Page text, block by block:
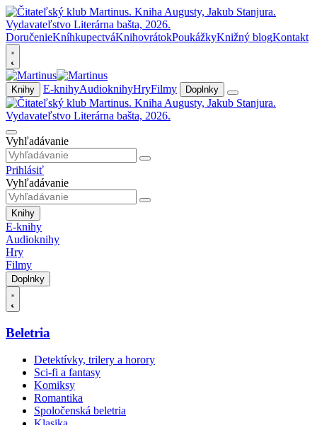
DoručenieKníhkupectváKnihovrátokPoukážkyKnižný blogKontakt
Knihy E-knihyAudioknihyHryFilmy Doplnky
Vyhľadávanie
Prihlásiť
Vyhľadávanie
Knihy
E-knihy
Audioknihy
Hry
Filmy
Doplnky
Beletria
Detektívky, trilery a horory
Sci-fi a fantasy
Komiksy
Romantika
Spoločenská beletria